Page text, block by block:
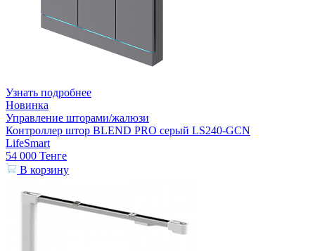
Узнать подробнее
Новинка
Управление шторами/жалюзи
Контроллер штор BLEND PRO серый LS240-GCN
LifeSmart
54 000 Тенге
В корзину